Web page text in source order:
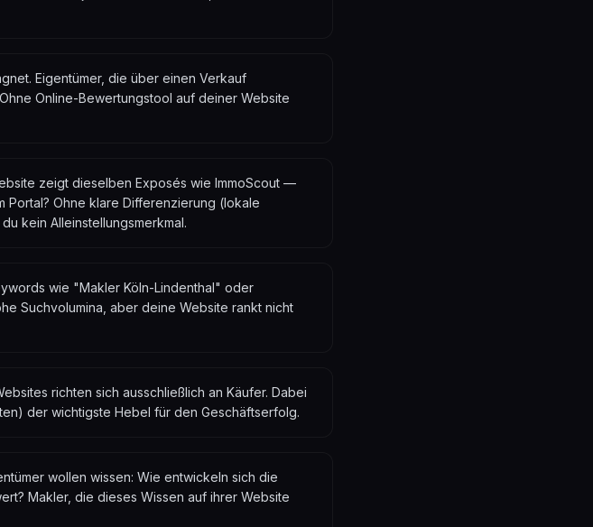
Eigentümer, die über einen Verkauf
Online-Bewertungstool auf deiner Website
zeigt dieselben Exposés wie ImmoScout —
Portal? Ohne klare Differenzierung (lokale
kein Alleinstellungsmerkmal.
wie "Makler Köln-Lindenthal" oder
Suchvolumina, aber deine Website rankt nicht
richten sich ausschließlich an Käufer. Dabei
der wichtigste Hebel für den Geschäftserfolg.
wollen wissen: Wie entwickeln sich die
Makler, die dieses Wissen auf ihrer Website